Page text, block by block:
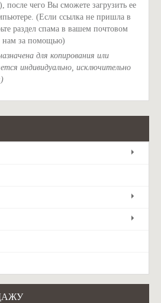
после чего Вы сможете загрузить ее
(Если ссылка не пришла в
раздел спама в вашем почтовом
нам за помощью)
для копирования или
индивидуально, исключительно